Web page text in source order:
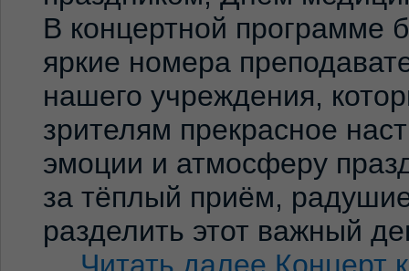
В концертной программе
яркие номера
нашего учреждения,
зрителям прекрасное
эмоции и атмосферу
за тёплый приём,
разделить этот важный